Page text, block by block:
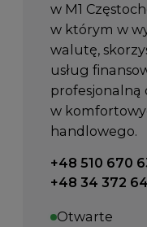
w M1
w którym w
walutę,
usług
profesjonalną
w
handlowego.
Telefon
+48 510 670
+48 34 372
Otwarte